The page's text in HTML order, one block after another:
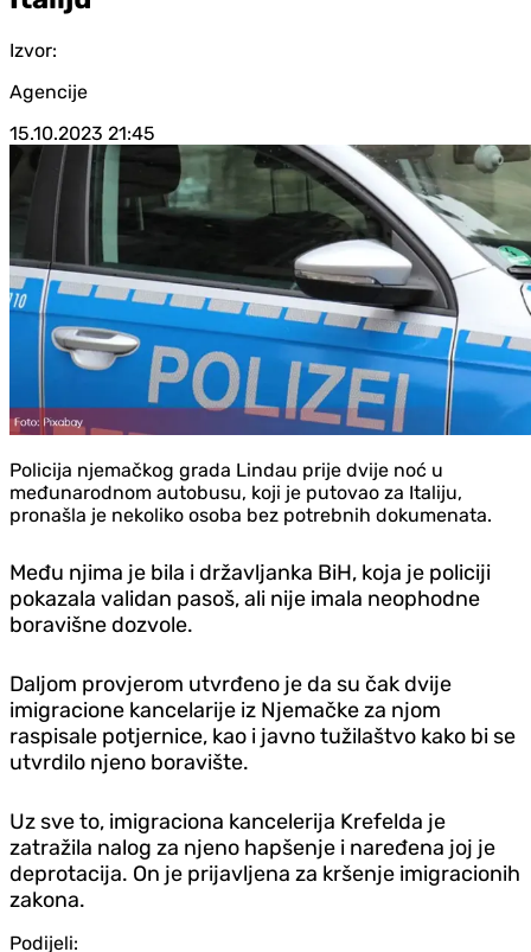
Izvor:
Agencije
15.10.2023 21:45
Policija njemačkog grada Lindau prije dvije noć u
međunarodnom autobusu, koji je putovao za Italiju,
pronašla je nekoliko osoba bez potrebnih dokumenata.
Među njima je bila i državljanka BiH, koja je policiji
pokazala validan pasoš, ali nije imala neophodne
boravišne dozvole.
Daljom provjerom utvrđeno je da su čak dvije
imigracione kancelarije iz Njemačke za njom
raspisale potjernice, kao i javno tužilaštvo kako bi se
utvrdilo njeno boravište.
Uz sve to, imigraciona kancelerija Krefelda je
zatražila nalog za njeno hapšenje i naređena joj je
deprotacija. On je prijavljena za kršenje imigracionih
zakona.
Podijeli: